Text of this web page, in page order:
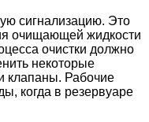
сигнализацию. Это
очищающей жидкости
очистки должно
некоторые
клапаны. Рабочие
когда в резервуаре